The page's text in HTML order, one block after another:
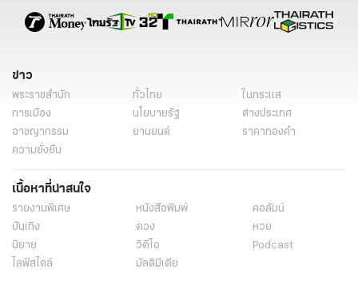
เร่งล่าแก๊งโจ๋ “5 บาทเทคนิค-ตลาดล่าง” รุมทำร้าย แทงคนอื่น ทำชาวบ้าน
ผวา
ตร.เร่งล่าไอ้หื่นเอาคัตเตอร์จี้ นร.หญิงป.1 หมายขืนใจในห้องน้ำโรงเรียน
แท็กที่เกี่ยวข้อง
วูบคาเก้าอี้ ต่อหน้าผกก.
ไม่ยอมบอกใคร จิตพล วงษ์วัน ผกก.สภ.เขลางค์นคร
พ้นขีดอันตรายแล้ว